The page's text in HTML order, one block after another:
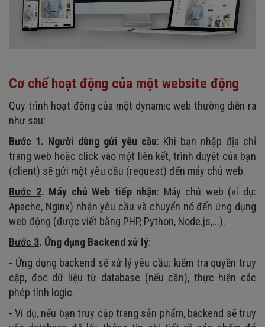
Cơ chế hoạt động của một website động
Quy trình hoạt động của một dynamic web thường diễn ra
như sau:
Bước 1. Người dùng gửi yêu cầu: Khi bạn nhập địa chỉ
trang web hoặc click vào một liên kết, trình duyệt của bạn
(client) sẽ gửi một yêu cầu (request) đến máy chủ web.
Bước 2. Máy chủ Web tiếp nhận: Máy chủ web (ví dụ:
Apache, Nginx) nhận yêu cầu và chuyển nó đến ứng dụng
web động (được viết bằng PHP, Python, Node.js,...).
Bước 3. Ứng dụng Backend xử lý:
- Ứng dụng backend sẽ xử lý yêu cầu: kiểm tra quyền truy
cập, đọc dữ liệu từ database (nếu cần), thực hiện các
phép tính logic.
- Ví dụ, nếu bạn truy cập trang sản phẩm, backend sẽ truy